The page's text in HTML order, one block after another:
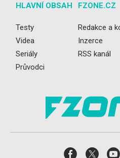
HLAVNÍ OBSAH
Testy
Videa
Seriály
Průvodci
FZONE.CZ
Redakce a
Inzerce
RSS kanál